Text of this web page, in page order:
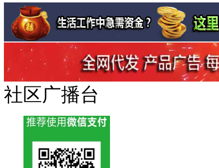
社区广播台